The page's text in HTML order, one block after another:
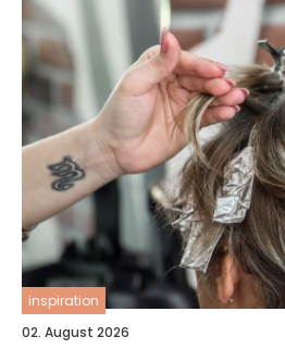
inspiration
02. August 2026